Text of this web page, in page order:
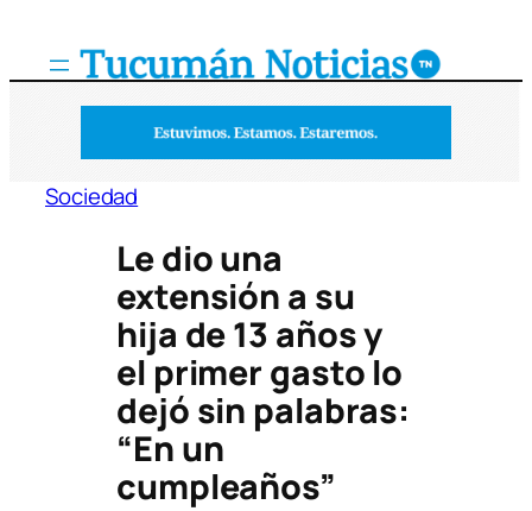
Sociedad
Le dio una
extensión a su
hija de 13 años y
el primer gasto lo
dejó sin palabras:
“En un
cumpleaños”